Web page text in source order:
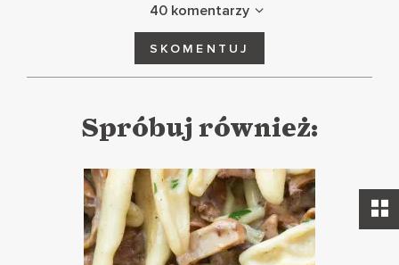
40 komentarzy
SKOMENTUJ
Spróbuj również: